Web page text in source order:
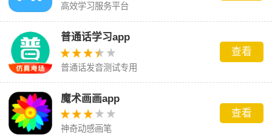
高效学习服务平台
普通话学习app
普通话发音测试专用
查看
魔术画画app
神奇动感画笔
查看